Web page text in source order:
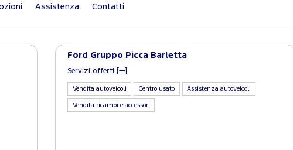
Assistenza Contatti
Ford Gruppo Picca Barletta
Servizi offerti [
Vendita autoveicoli Centro usato Assistenza autoveicoli
Vendita ricambi e accessori